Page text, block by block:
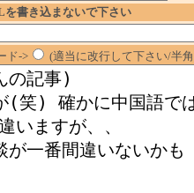
を書き込まないで下さい
ド-> (適当に改行して下さい/半